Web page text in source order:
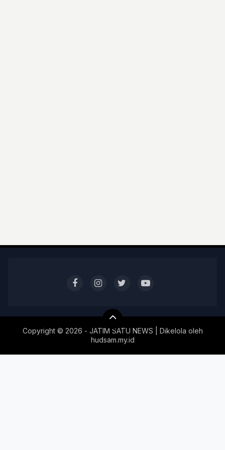
Copyright © 2026 - JATIM SATU NEWS | Dikelola oleh
hudsam.my.id